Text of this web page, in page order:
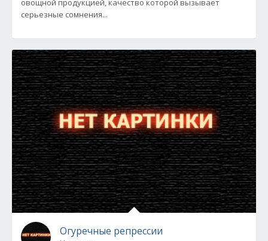
овощной продукцией, качество которой вызывает
серьезные сомнения...
Огуречные репрессии